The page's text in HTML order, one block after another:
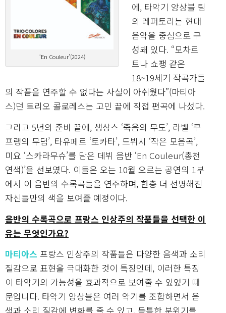
‘En Couleur’(2024)
에, 타악기 앙상블 팀
의 레퍼토리는 현대
음악을 중심으로 구
성돼 있다. “모차르
트나 쇼팽 같은
18~19세기 작곡가들
의 작품을 연주할 수 없다는 사실이 아쉬웠다”(마티아
스)던 트리오 콜로레스는 고민 끝에 직접 편곡에 나섰다.
그리고 5년의 준비 끝에, 생상스 ‘죽음의 무도’, 라벨 ‘쿠
프랭의 무덤’, 타유페르 ‘토카타’, 드뷔시 ‘작은 모음곡’,
미요 ‘스카라무슈’를 담은 데뷔 음반 ‘En Couleur(총천
연색)’을 선보였다. 이들은 오는 10월 오르는 공연의 1부
에서 이 음반의 수록곡들을 연주하며, 한층 더 선명해진
자신들만의 색을 보여줄 예정이다.
음반의 수록곡으로 프랑스 인상주의 작품들을 선택한 이
유는 무엇인가요?
마티아스 프랑스 인상주의 작품들은 다양한 음색과 소리
질감으로 표현을 극대화한 것이 특징인데, 이러한 특징
이 타악기의 가능성을 효과적으로 보여줄 수 있었기 때
문입니다. 타악기 앙상블은 여러 악기를 조합하면서 음
색과 소리 질감에 변화를 줄 수 있고, 독특한 분위기를